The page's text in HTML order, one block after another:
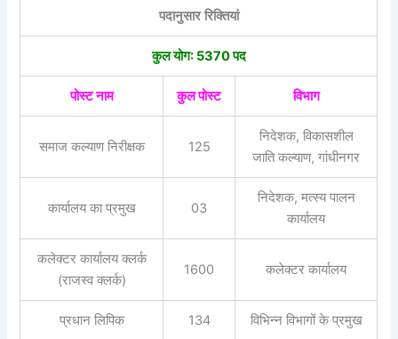
पदानुसार रिक्तियां
कुल योग: 5370 पद
पोस्ट नाम कुल पोस्ट विभाग
समाज कल्याण निरीक्षक 125
निदेशक, विकासशील
जाति कल्याण, गांधीनगर
कार्यालय का प्रमुख 03
निदेशक, मत्स्य पालन
कार्यालय
कलेक्टर कार्यालय क्लर्क
(राजस्व क्लर्क)
1600 कलेक्टर कार्यालय
प्रधान लिपिक 134 विभिन्न विभागों के प्रमुख